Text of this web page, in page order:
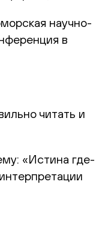
научно-
в
читать и
«Истина где-